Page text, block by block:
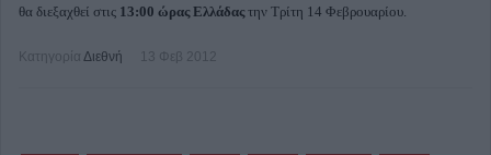
θα διεξαχθεί στις 13:00 ώρας Ελλάδαςτην Τρίτη 14 Φεβρουαρίου.
Κατηγορία Διεθνή 13 Φεβ 2012